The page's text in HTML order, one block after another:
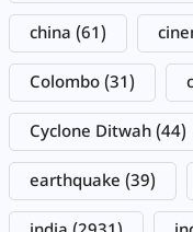
china (61)
Colombo (31)
Cyclone Ditwah (44)
earthquake (39)